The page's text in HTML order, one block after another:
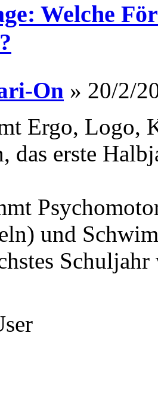
Welche
On » 20/2/
Ergo, Logo,
das erste
und